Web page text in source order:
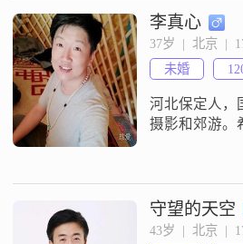
感强 圈子干净
动
李真心
37岁  |  北京  |
未婚
河北保定人，
摄影和郊游。
守望的天空
43岁  |  北京  |